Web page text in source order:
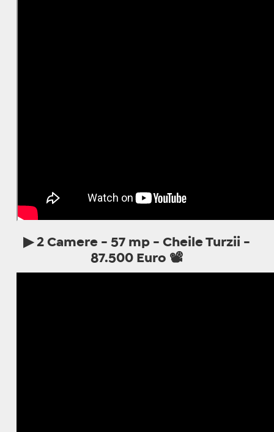
▶ 2 Camere - 57 mp - Cheile Turzii -
87.500 Euro 📽